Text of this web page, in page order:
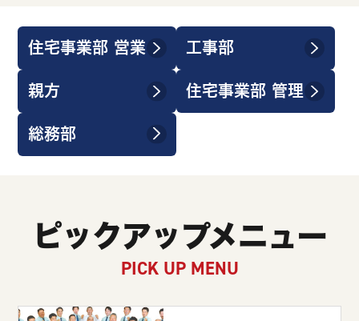
住宅事業部 営業 工事部
親方 住宅事業部 管理
総務部
ピックアップメニュー
PICK UP MENU